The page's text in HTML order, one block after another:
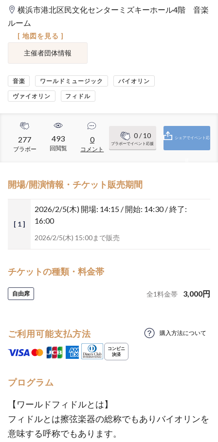
横浜市港北区民文化センターミズキーホール4階 音楽
ルーム
[ 地図を見る ]
主催者団体情報
音楽 ワールドミュージック バイオリン
ヴァイオリン フィドル
277
ブラボー
493
回閲覧
0
コメント
0/ 10
ブラボーでイベント応援
シェアでイベント応
開場/開演情報・チケット販売期間
[ 1 ]
2026/2/5(木) 開場: 14:15 / 開始: 14:30 / 終了:
16:00
2026/2/5(木) 15:00まで販売
チケットの種類・料金帯
自由席 全1料金帯 3,000円
ご利用可能支払方法 購入方法について
プログラム
【ワールドフィドルとは】
フィドルとは擦弦楽器の総称でもありバイオリンを
意味する呼称でもあります。